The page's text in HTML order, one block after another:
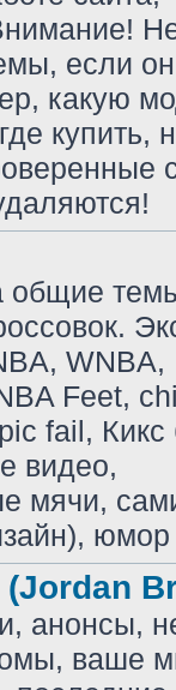
если
какую
купить,
общие
WNBA,
Feet,
fail, Кикс
видео,
мячи,
анонсы,
ваше